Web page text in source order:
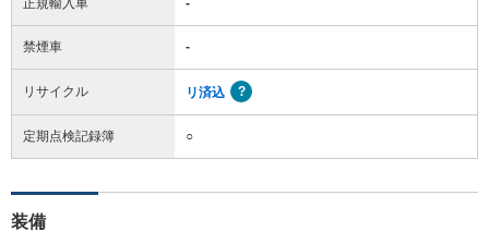
禁煙車 -
リサイクル リ済込
定期点検記録簿 ○
装備